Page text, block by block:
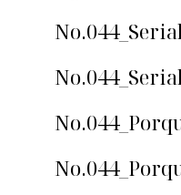
No.044_Serial
No.044_Serial